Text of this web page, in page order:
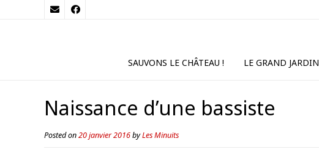
SAUVONS LE CHÂTEAU ! LE GRAND JARDIN
Naissance d’une bassiste
Posted on20 janvier 2016byLes Minuits